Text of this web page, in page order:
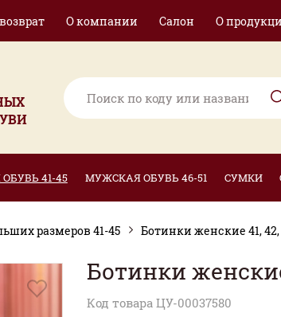
О компании Салон О
41-45 МУЖСКАЯ ОБУВЬ 46-51 СУМКИ
размеров 41-45 Ботинки женские 41, 42,
Ботинки
Код товара ЦУ-00037580